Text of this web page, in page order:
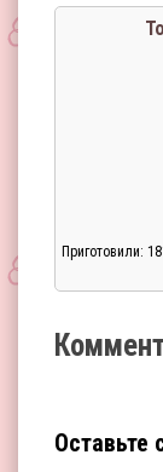
Приготовили:
Оставьте